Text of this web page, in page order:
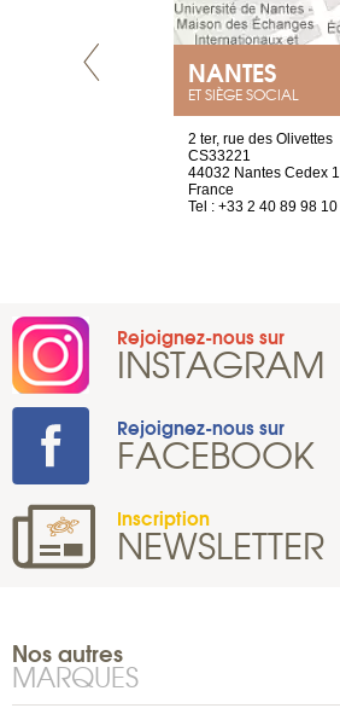
NANTES
ET SIÈGE SOCIAL
2 ter, rue des Olivettes
CS33221
44032 Nantes Cedex 1
France
Tel : +33 2 40 89 98 10
Rejoignez-nous sur
INSTAGRAM
Rejoignez-nous sur
FACEBOOK
Inscription
NEWSLETTER
Nos autres
MARQUES